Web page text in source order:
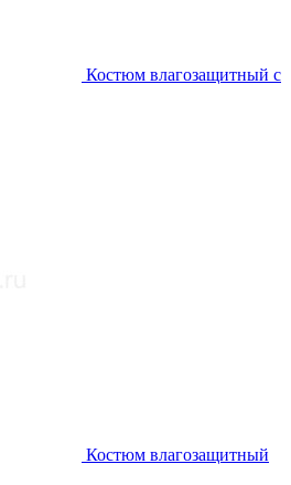
Костюм влагозащитный с
Костюм влагозащитный